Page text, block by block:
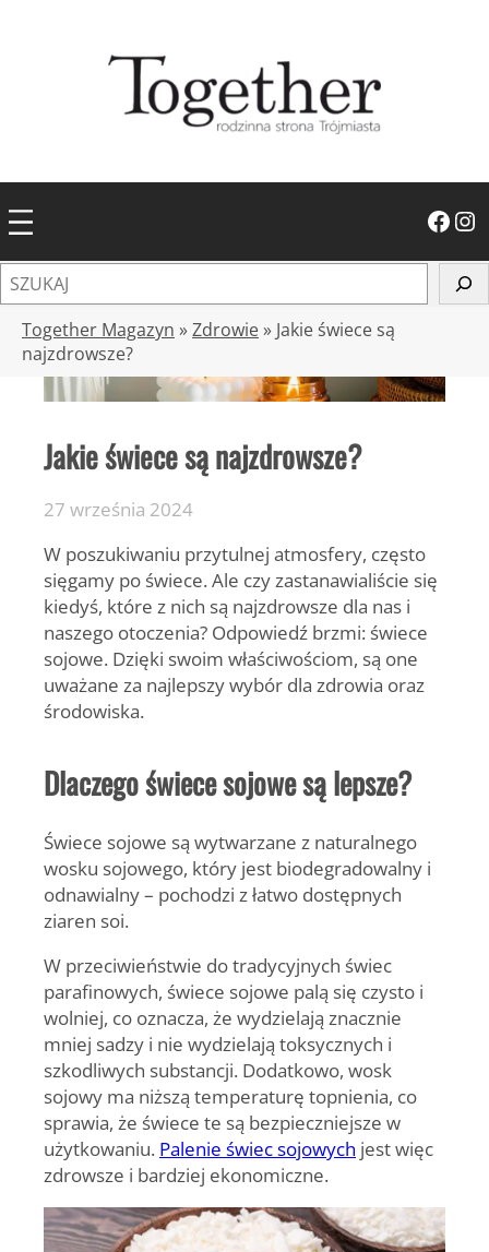
Facebook Instagram
z
Together Magazyn »Zdrowie» Jakie świece są
najzdrowsze?
Jakie świece są najzdrowsze?
27 września 2024
W poszukiwaniu przytulnej atmosfery, często
sięgamy po świece. Ale czy zastanawialiście się
kiedyś, które z nich są najzdrowsze dla nas i
naszego otoczenia? Odpowiedź brzmi: świece
sojowe. Dzięki swoim właściwościom, są one
uważane za najlepszy wybór dla zdrowia oraz
środowiska.
Dlaczego świece sojowe są lepsze?
Świece sojowe są wytwarzane z naturalnego
wosku sojowego, który jest biodegradowalny i
odnawialny – pochodzi z łatwo dostępnych
ziaren soi.
W przeciwieństwie do tradycyjnych świec
parafinowych, świece sojowe palą się czysto i
wolniej, co oznacza, że wydzielają znacznie
mniej sadzy i nie wydzielają toksycznych i
szkodliwych substancji. Dodatkowo, wosk
sojowy ma niższą temperaturę topnienia, co
sprawia, że świece te są bezpieczniejsze w
użytkowaniu. Palenie świec sojowych jest więc
zdrowsze i bardziej ekonomiczne.